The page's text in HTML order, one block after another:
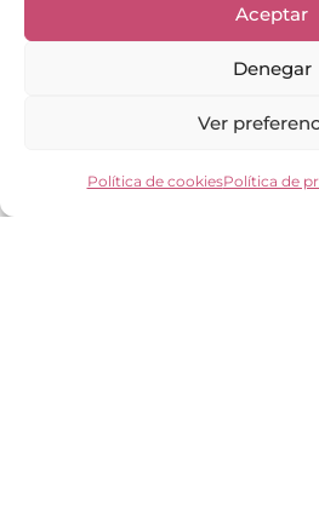
Aceptar
Denegar
Ver
Política de cookiesPolítica de
Enlaces de
Cuidados del
Cuidados del
Mi cuenta